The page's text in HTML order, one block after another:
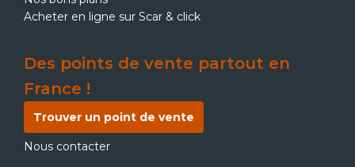
Acheter en ligne sur Scar & click
Des points de vente partout en
France !
Trouver un point de vente
Nous contacter